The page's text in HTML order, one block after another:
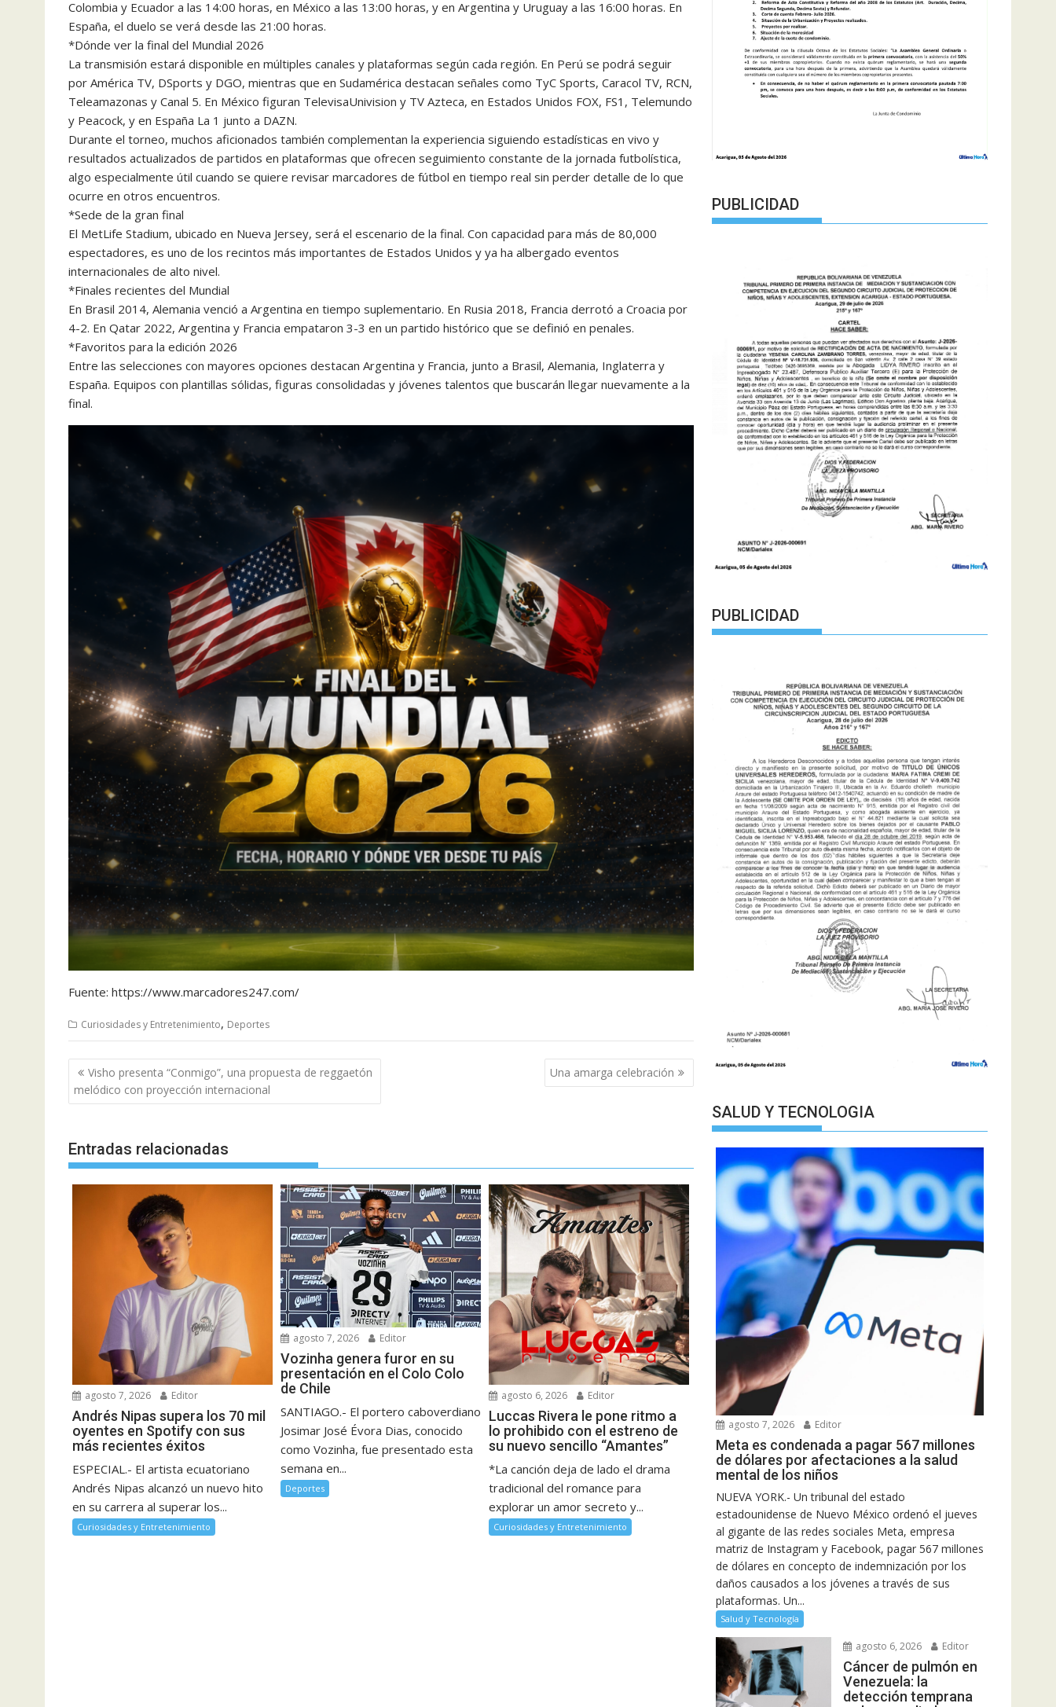
Colombia y Ecuador a las 14:00 horas, en México a las 13:00 horas, y en Argentina y Uruguay a las 16:00 horas. En
España, el duelo se verá desde las 21:00 horas.
*Dónde ver la final del Mundial 2026
La transmisión estará disponible en múltiples canales y plataformas según cada región. En Perú se podrá seguir
por América TV, DSports y DGO, mientras que en Sudamérica destacan señales como TyC Sports, Caracol TV, RCN,
Teleamazonas y Canal 5. En México figuran TelevisaUnivision y TV Azteca, en Estados Unidos FOX, FS1, Telemundo
y Peacock, y en España La 1 junto a DAZN.
Durante el torneo, muchos aficionados también complementan la experiencia siguiendo estadísticas en vivo y
resultados actualizados de partidos en plataformas que ofrecen seguimiento constante de la jornada futbolística,
algo especialmente útil cuando se quiere revisar marcadores de fútbol en tiempo real sin perder detalle de lo que
ocurre en otros encuentros.
*Sede de la gran final
El MetLife Stadium, ubicado en Nueva Jersey, será el escenario de la final. Con capacidad para más de 80,000
espectadores, es uno de los recintos más importantes de Estados Unidos y ya ha albergado eventos
internacionales de alto nivel.
*Finales recientes del Mundial
En Brasil 2014, Alemania venció a Argentina en tiempo suplementario. En Rusia 2018, Francia derrotó a Croacia por
4-2. En Qatar 2022, Argentina y Francia empataron 3-3 en un partido histórico que se definió en penales.
*Favoritos para la edición 2026
Entre las selecciones con mayores opciones destacan Argentina y Francia, junto a Brasil, Alemania, Inglaterra y
España. Equipos con plantillas sólidas, figuras consolidadas y jóvenes talentos que buscarán llegar nuevamente a la
final.
Fuente: https://www.marcadores247.com/
Curiosidades y Entretenimiento, Deportes
Navegación
de
entradas
Visho presenta “Conmigo”, una propuesta de reggaetón
melódico con proyección internacional
Una amarga celebración
Entradas relacionadas
agosto 7, 2026 Editor
Andrés Nipas supera los 70 mil
oyentes en Spotify con sus
más recientes éxitos
ESPECIAL.- El artista ecuatoriano
Andrés Nipas alcanzó un nuevo hito
en su carrera al superar los...
Curiosidades y Entretenimiento
agosto 7, 2026 Editor
Vozinha genera furor en su
presentación en el Colo Colo
de Chile
SANTIAGO.- El portero caboverdiano
Josimar José Évora Dias, conocido
como Vozinha, fue presentado esta
semana en...
Deportes
agosto 6, 2026 Editor
Luccas Rivera le pone ritmo a
lo prohibido con el estreno de
su nuevo sencillo “Amantes”
*La canción deja de lado el drama
tradicional del romance para
explorar un amor secreto y...
Curiosidades y Entretenimiento
PUBLICIDAD
PUBLICIDAD
SALUD Y TECNOLOGIA
agosto 7, 2026 Editor
Meta es condenada a pagar 567 millones
de dólares por afectaciones a la salud
mental de los niños
NUEVA YORK.- Un tribunal del estado
estadounidense de Nuevo México ordenó el jueves
al gigante de las redes sociales Meta, empresa
matriz de Instagram y Facebook, pagar 567 millones
de dólares en concepto de indemnización por los
daños causados a los jóvenes a través de sus
plataformas. Un...
Salud y Tecnología
agosto 6, 2026 Editor
Cáncer de pulmón en
Venezuela: la
detección temprana